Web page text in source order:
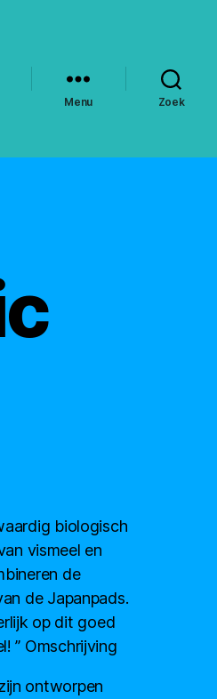
Menu Zoek
biologisch
vismeel en
de
de Japanpads.
op dit goed
” Omschrijving
ontworpen